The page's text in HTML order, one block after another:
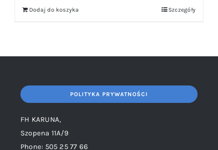
Dodaj do koszyka Szczegóły
POLITYKA PRYWATNOŚCI
FH KARUNA,
Szopena 11A/9
Phone: 505 25 77 66